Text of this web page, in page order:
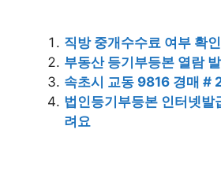
직방 중개수수료 여부 확
부동산 등기부등본 열람
속초시 교동 9816 경매
법인등기부등본 인터넷발
려요